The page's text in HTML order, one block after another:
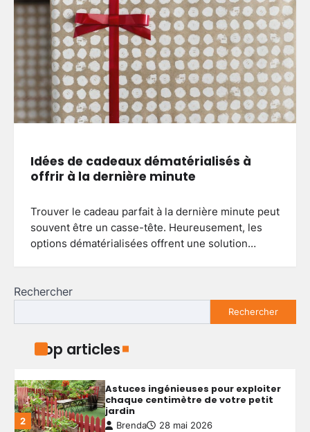
Idées de cadeaux dématérialisés à
offrir à la dernière minute
Trouver le cadeau parfait à la dernière minute peut
souvent être un casse-tête. Heureusement, les
options dématérialisées offrent une solution…
Rechercher
Rechercher
Top articles
3
Clôture jardin moderne : comment
choisir le style adapté à votre
extérieur
Brenda 27 mai 2026
extérieur
Brenda 5 mai 2026
Créer une allée de jardin
économique : astuces pour allier
budget serré et qualité durable
Aménager un petit jardin autour
d’une piscine hors sol : conseils
pratiques et idées simples
2
Astuces ingénieuses pour exploiter
chaque centimètre de votre petit
jardin
Brenda 28 mai 2026